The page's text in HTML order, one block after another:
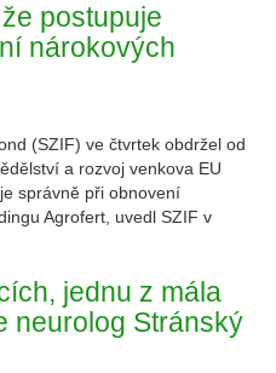
postupuje
nárokových
(SZIF) ve čtvrtek obdržel od
a rozvoj venkova EU
správně při obnovení
Agrofert, uvedl SZIF v
jednu z mála
neurolog Stránský